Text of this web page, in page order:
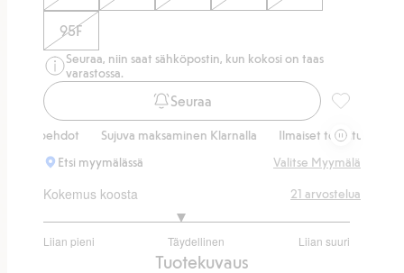
95F
Seuraa, niin saat sähköpostin, kun kokosi on taas
varastossa.
Seuraa
Sujuva maksaminen Klarnalla
Ilmaiset toimitusvaihtoehdot
Etsi myymälässä
Valitse Myymälä
Kokemus koosta
Liian pieni Täydellinen Liian suuri
/
21 arvostelua
Tuotekuvaus